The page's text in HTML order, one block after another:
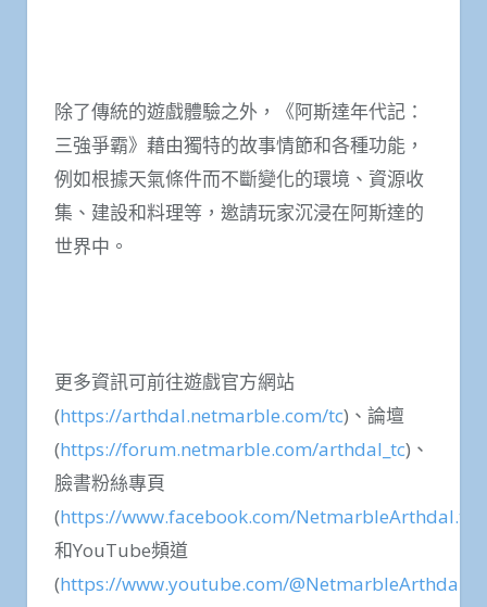
除了傳統的遊戲體驗之外，《阿斯達年代記：
三強爭霸》藉由獨特的故事情節和各種功能，
例如根據天氣條件而不斷變化的環境、資源收
集、建設和料理等，邀請玩家沉浸在阿斯達的
世界中。
更多資訊可前往遊戲官方網站
(https://arthdal.netmarble.com/tc)、論壇
(https://forum.netmarble.com/arthdal_tc)、
臉書粉絲專頁
(https://www.facebook.com/NetmarbleArthdal.tc/
和YouTube頻道
(https://www.youtube.com/@NetmarbleArthdal_tc